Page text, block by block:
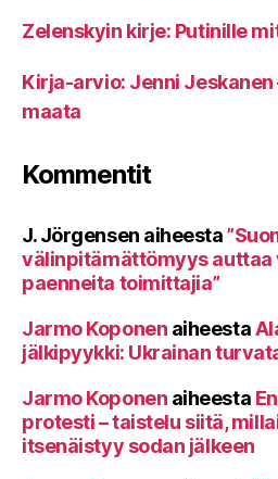
Zelenskyin kirje: Putinille
Kirja-arvio: Jenni Jeskanen
maata
Kommentit
J. Jörgensen aiheesta
välinpitämättömyys auttaa
paenneita toimittajia”
Jarmo Koponen aiheesta
jälkipyykki: Ukrainan
Jarmo Koponen aiheesta
protesti – taistelu siitä,
itsenäistyy sodan jälkeen